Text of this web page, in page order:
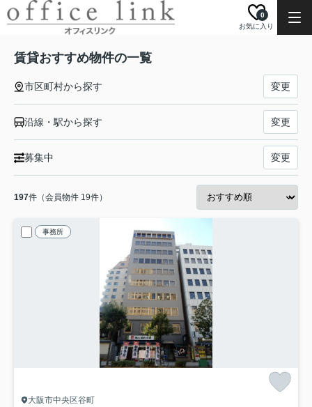
お気に入り
0
賃貸おすすめ物件の一覧
市区町村から探す 変更
沿線・駅から探す 変更
募集中 変更
197件（会員物件 19件）
事務所
大阪市中央区谷町